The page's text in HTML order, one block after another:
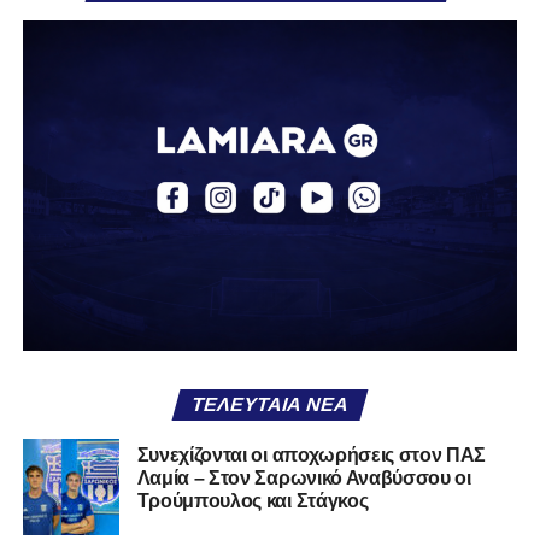
Αστέρας Σταυρού
Α.Ο. Θήβα
Α.Ο. Καρύστου
Κιθαιρών
Α.Ε. Μαλεσίνας
Α.Ο. Νέας Αρτάκης
Α.Ε. Προποντίς Χαλκίδας
Ταμυναϊκός Αλιβερίου
ΤΕΛΕΥΤΑΊΑ ΝΈΑ
Συνεχίζονται οι αποχωρήσεις στον ΠΑΣ
Λαμία – Στον Σαρωνικό Αναβύσσου οι
Τρούμπουλος και Στάγκος